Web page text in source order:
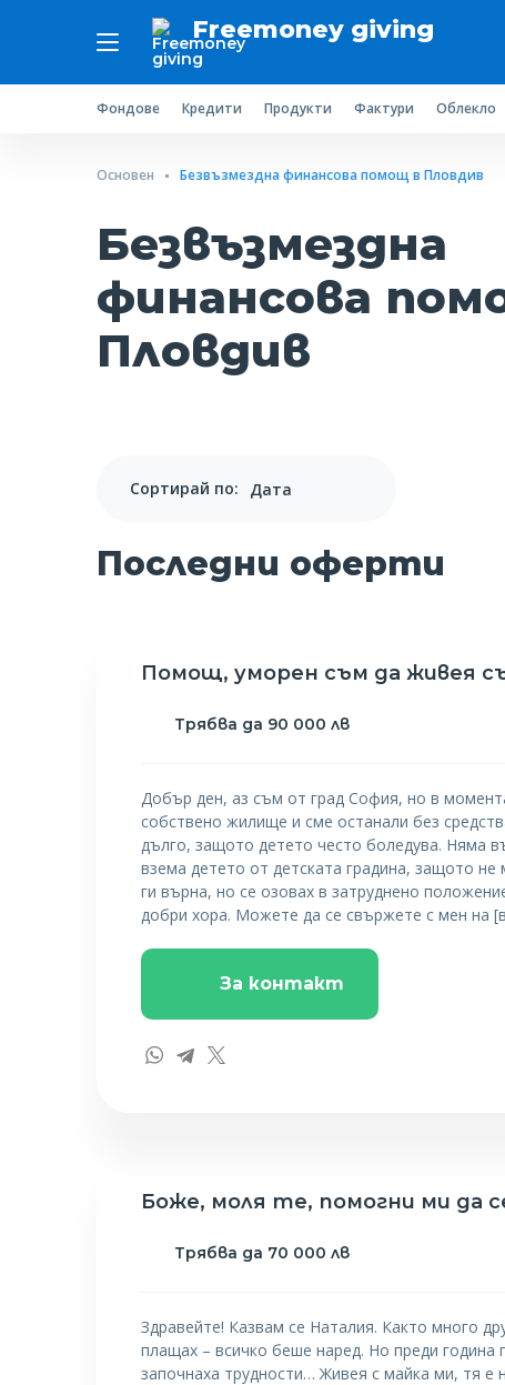
Freemoney giving
Фондове Кредити Продукти Фактури Облекло
Основен Безвъзмездна финансова помощ в Пловдив
Безвъзмездна
финансова
Пловдив
Сортирай по:
Последни оферти
Помощ, уморен съм да живея
Трябва да 90 000 лв
Добър ден, аз съм от град София, но в
собствено жилище и сме останали без
дълго, защото детето често боледува. Няма
взема детето от детската градина, защото
ги върна, но се озовах в затруднено
добри хора. Можете да се свържете с мен на
За контакт
Боже, моля те, помогни ми да
Трябва да 70 000 лв
Здравейте! Казвам се Наталия. Както много
плащах – всичко беше наред. Но преди година
започнаха трудности… Живея с майка ми, тя